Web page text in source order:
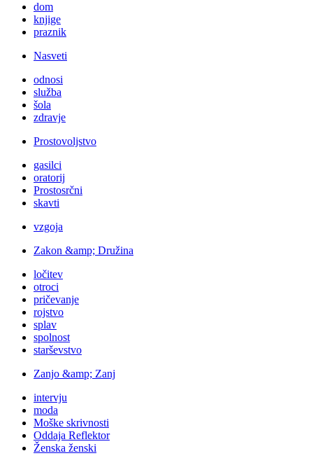
dom
knjige
praznik
Nasveti
odnosi
služba
šola
zdravje
Prostovoljstvo
gasilci
oratorij
Prostosrčni
skavti
vzgoja
Zakon &amp; Družina
ločitev
otroci
pričevanje
rojstvo
splav
spolnost
starševstvo
Zanjo &amp; Zanj
intervju
moda
Moške skrivnosti
Oddaja Reflektor
Ženska ženski